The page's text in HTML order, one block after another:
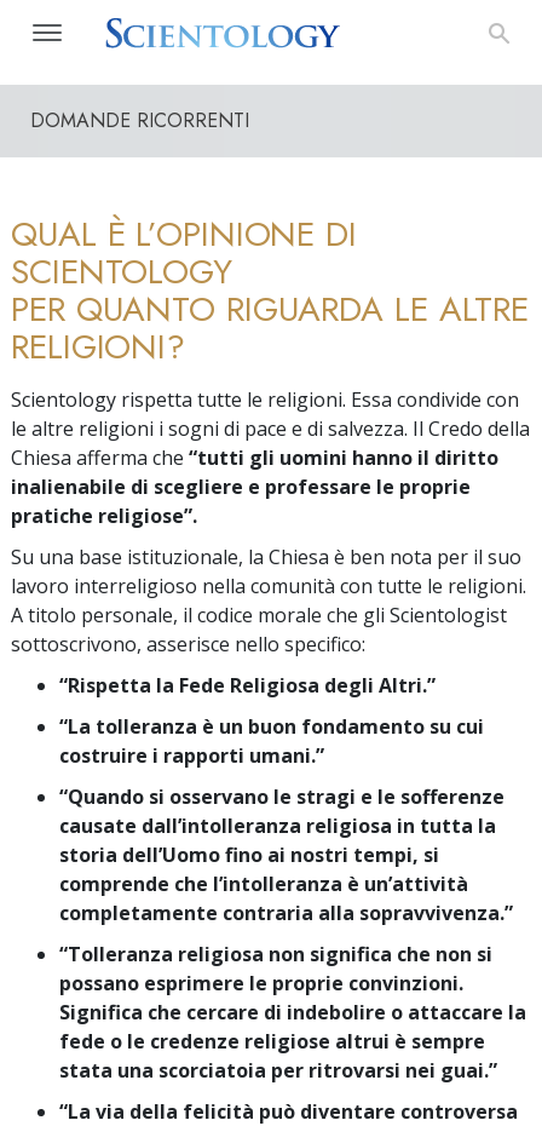
DOMANDE RICORRENTI
QUAL È L’OPINIONE DI
SCIENTOLOGY
PER QUANTO RIGUARDA LE ALTRE
RELIGIONI?
Scientology rispetta tutte le religioni. Essa condivide con
le altre religioni i sogni di pace e di salvezza. Il Credo della
Chiesa afferma che “tutti gli uomini hanno il diritto
inalienabile di scegliere e professare le proprie
pratiche religiose”.
Su una base istituzionale, la Chiesa è ben nota per il suo
lavoro interreligioso nella comunità con tutte le religioni.
A titolo personale, il codice morale che gli Scientologist
sottoscrivono, asserisce nello specifico:
“Rispetta la Fede Religiosa degli Altri.”
“La tolleranza è un buon fondamento su cui
costruire i rapporti umani.”
“Quando si osservano le stragi e le sofferenze
causate dall’intolleranza religiosa in tutta la
storia dell’Uomo fino ai nostri tempi, si
comprende che l’intolleranza è un’attività
completamente contraria alla sopravvivenza.”
“Tolleranza religiosa non significa che non si
possano esprimere le proprie convinzioni.
Significa che cercare di indebolire o attaccare la
fede o le credenze religiose altrui è sempre
stata una scorciatoia per ritrovarsi nei guai.”
“La via della felicità può diventare controversa